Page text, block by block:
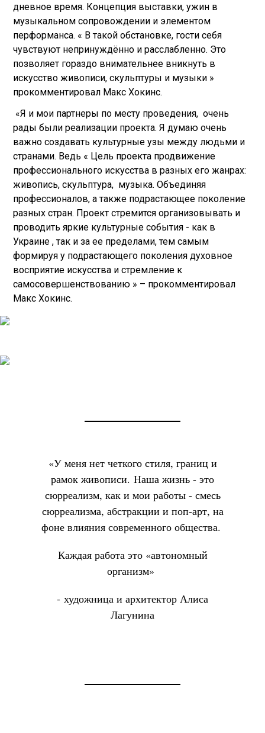
дневное время. Концепция выставки, ужин в
музыкальном сопровождении и элементом
перформанса. « В такой обстановке, гости себя
чувствуют непринуждённо и расслабленно. Это
позволяет гораздо внимательнее вникнуть в
искусство живописи, скульптуры и музыки »
прокомментировал Макс Хокинс.
«Я и мои партнеры по месту проведения, очень
рады были реализации проекта. Я думаю очень
важно создавать культурные узы между людьми и
странами. Ведь « Цель проекта продвижение
профессионального искусства в разных его жанрах:
живопись, скульптура, музыка. Объединяя
профессионалов, а также подрастающее поколение
разных стран. Проект стремится организовывать и
проводить яркие культурные события - как в
Украине , так и за ее пределами, тем самым
формируя у подрастающего поколения духовное
восприятие искусства и стремление к
самосовершенствованию » – прокомментировал
Макс Хокинс.
«У меня нет четкого стиля, границ и
рамок живописи. Наша жизнь - это
сюрреализм, как и мои работы - смесь
сюрреализма, абстракции и поп-арт, на
фоне влияния современного общества.
Каждая работа это «автономный
организм»
- художница и архитектор Алиса
Лагунина